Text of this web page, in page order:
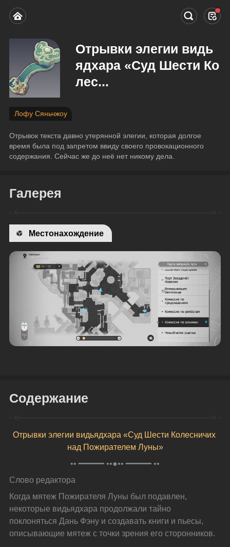
Отрывки элегии видь
ядхара «Суд Шести Ко
лес...
Лофу Сяньчжоу
Отрывок текста давно утерянной элегии, которая долгое
время была под запретом ввиду своего провокационного
содержания. Сейчас же до неё нет никому дела.
Галерея
Местонахождение
Содержание
Отрывки элегии видьядхара «Суд Шести Колесничих
над Пожирателем Луны»
•• ━━━━━ ••●•• ━━━━━ ••
Слово редактора
Когда мятеж Пожирателя Луны был подавлен,
некоторые видьядхара продолжали тайно
поклоняться Дань Фэну и создавать книги и пьесы,
описывающие мятеж с точки зрения его сторонников.